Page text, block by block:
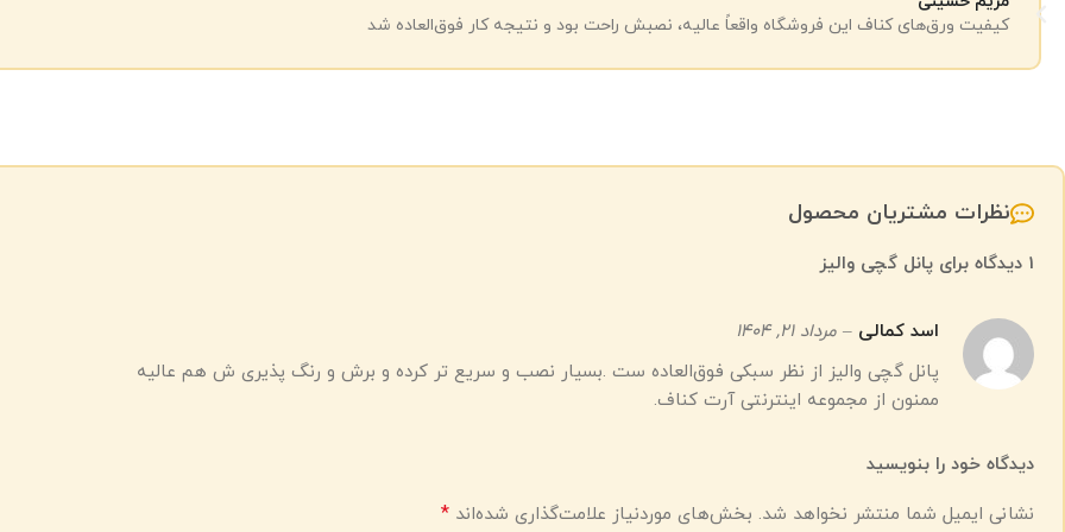
کیفیت ورق‌های کناف این فروشگاه واقعاً عالیه، نصبش راحت بود و نتیجه کار فوق‌العاده شد
نظرات مشتریان محصول
1 دیدگاه برای پانل گچی والیز
اسد کمالی – مرداد 21, 1404
پانل گچی والیز از نظر سبکی فوق‌العاده ست .بسیار نصب و سریع تر کرده و برش و رنگ پذیری ش هم عالیه
ممنون از مجموعه اینترنتی آرت کناف.
دیدگاه خود را بنویسید
نشانی ایمیل شما منتشر نخواهد شد. بخش‌های موردنیاز علامت‌گذاری شده‌اند *